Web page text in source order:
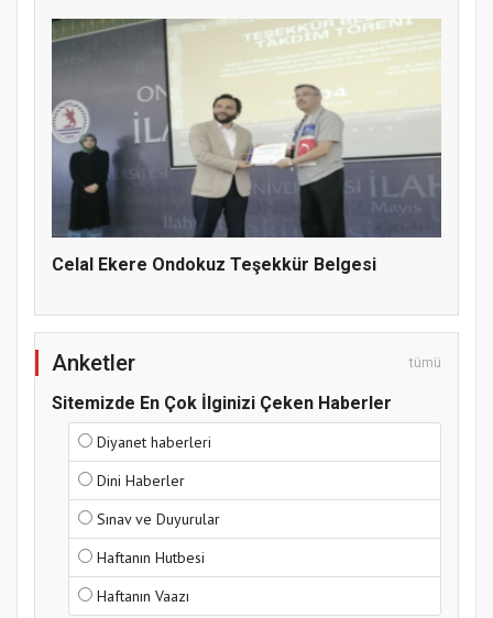
Hz. Peygamber ve Gençlik Konferansı
Samsun Atakum’da Yaz Kur’an Kursu
Kapanış Programı
Celal Ekere Ondokuz Teşekkür Belgesi
Anketler tümü
Sitemizde En Çok İlginizi Çeken Haberler
Diyanet haberleri
Dini Haberler
Sınav ve Duyurular
Haftanın Hutbesi
Haftanın Vaazı